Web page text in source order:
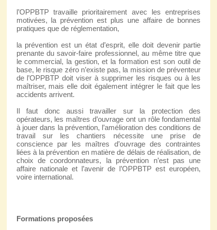
l’OPPBTP travaille prioritairement avec les entreprises
motivées, la prévention est plus une affaire de bonnes
pratiques que de réglementation,
la prévention est un état d’esprit, elle doit devenir partie
prenante du savoir-faire professionnel, au même titre que
le commercial, la gestion, et la formation est son outil de
base, le risque zéro n’existe pas, la mission de préventeur
de l’OPPBTP doit viser à supprimer les risques ou à les
maîtriser, mais elle doit également intégrer le fait que les
accidents arrivent.
Il faut donc aussi travailler sur la protection des
opérateurs, les maîtres d’ouvrage ont un rôle fondamental
à jouer dans la prévention, l’amélioration des conditions de
travail sur les chantiers nécessite une prise de
conscience par les maîtres d’ouvrage des contraintes
liées à la prévention en matière de délais de réalisation, de
choix de coordonnateurs, la prévention n’est pas une
affaire nationale et l’avenir de l’OPPBTP est européen,
voire international.
Formations proposées